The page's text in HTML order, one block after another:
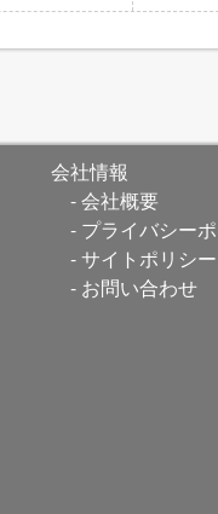
会社情報
会社概要
プライバシー
サイトポリシー
お問い合わせ